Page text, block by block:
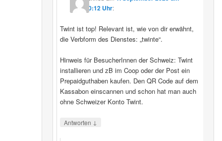
20:12 Uhr:
Twint ist top! Relevant ist, wie von dir erwähnt,
die Verbform des Dienstes: „twinte“.
Hinweis für BesucherInnen der Schweiz: Twint
installieren und zB im Coop oder der Post ein
Prepaidguthaben kaufen. Den QR Code auf dem
Kassabon einscannen und schon hat man auch
ohne Schweizer Konto Twint.
Antworten ↓